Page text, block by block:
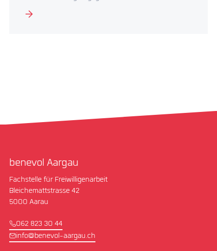
benevol Aargau
Fachstelle für Freiwilligenarbeit
Bleichemattstrasse 42
5000 Aarau
062 823 30 44
info@benevol-aargau.ch